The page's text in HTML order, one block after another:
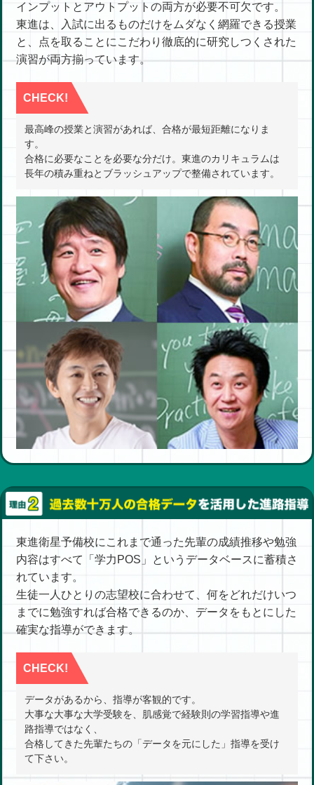
インプットとアウトプットの両方が必要不可欠です。
東進は、入試に出るものだけをムダなく網羅できる授業
と、点を取ることにこだわり徹底的に研究しつくされた
演習が両方揃っています。
CHECK!
最高峰の授業と演習があれば、合格が最短距離になりま
す。
合格に必要なことを必要な分だけ。東進のカリキュラムは
長年の積み重ねとブラッシュアップで整備されています。
東進衛星予備校にこれまで通った先輩の成績推移や勉強
内容はすべて「学力POS」というデータベースに蓄積さ
れています。
生徒一人ひとりの志望校に合わせて、何をどれだけいつ
までに勉強すれば合格できるのか、データをもとにした
確実な指導ができます。
CHECK!
データがあるから、指導が客観的です。
大事な大事な大学受験を、肌感覚で経験則の学習指導や進
路指導ではなく、
合格してきた先輩たちの「データを元にした」指導を受け
て下さい。